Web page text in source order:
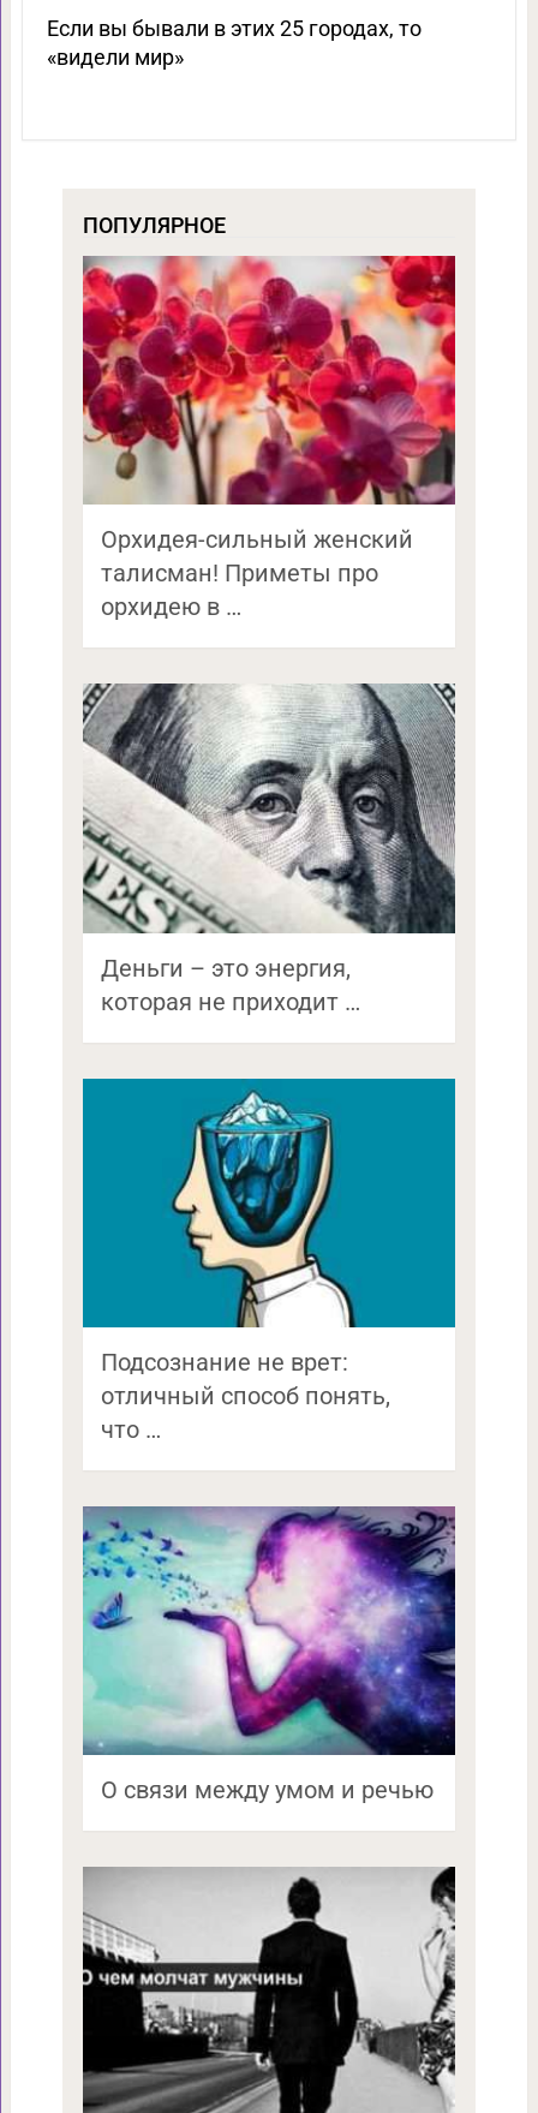
Если вы бывали в этих 25 городах, то
«видели мир»
ПОПУЛЯРНОЕ
Орхидея-сильный женский
талисман! Приметы про
орхидею в …
Деньги – это энергия,
которая не приходит …
Подсознание не врет:
отличный способ понять,
что …
О связи между умом и речью